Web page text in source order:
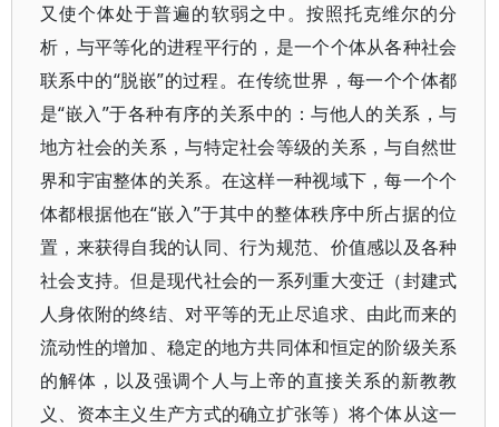
又使个体处于普遍的软弱之中。按照托克维尔的分
析，与平等化的进程平行的，是一个个体从各种社会
联系中的“脱嵌”的过程。在传统世界，每一个个体都
是“嵌入”于各种有序的关系中的：与他人的关系，与
地方社会的关系，与特定社会等级的关系，与自然世
界和宇宙整体的关系。在这样一种视域下，每一个个
体都根据他在“嵌入”于其中的整体秩序中所占据的位
置，来获得自我的认同、行为规范、价值感以及各种
社会支持。但是现代社会的一系列重大变迁（封建式
人身依附的终结、对平等的无止尽追求、由此而来的
流动性的增加、稳定的地方共同体和恒定的阶级关系
的解体，以及强调个人与上帝的直接关系的新教教
义、资本主义生产方式的确立扩张等）将个体从这一